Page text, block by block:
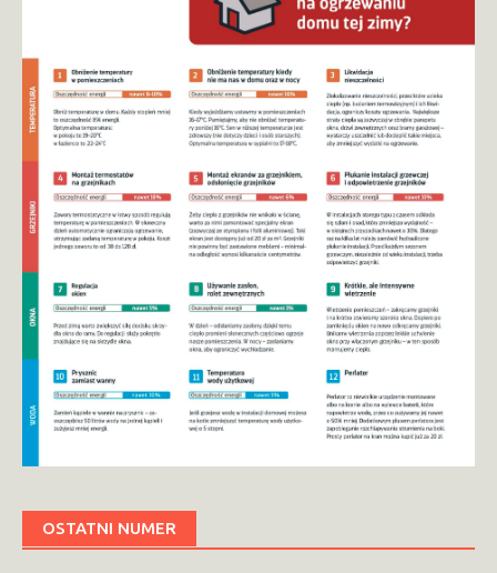
OSTATNI NUMER